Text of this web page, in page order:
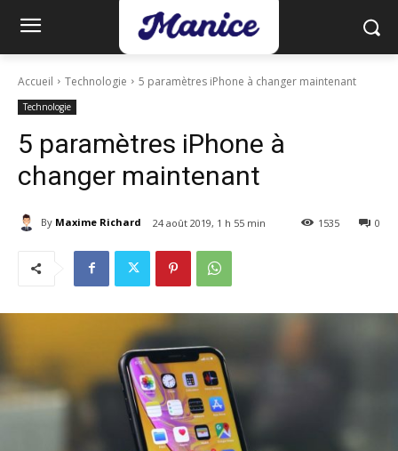
Accueil Technologie 5 paramètres iPhone à changer maintenant
Technologie
5 paramètres iPhone à
changer maintenant
By Maxime Richard 24 août 2019, 1 h 55 min 0
1535